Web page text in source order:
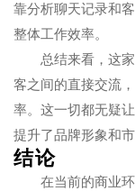
靠分析聊天记录和
整体工作效率。
总结来看，这
客之间的直接交流
率。这一切都无疑
提升了品牌形象和市
结论
在当前的商业